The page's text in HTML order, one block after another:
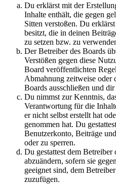
Du erklärst mit der
Inhalte enthält, die gegen
Sitten verstoßen. Du
besitzt, die in deinen
zu setzen bzw. zu
Der Betreiber des Boards
Verstößen gegen diese
Board veröffentlichten
Abmahnung zeitweise oder
Boards ausschließen und
Du nimmst zur Kenntnis,
Verantwortung für die
er nicht selbst erstellt hat
genommen hat. Du
Benutzerkonto, Beiträge
oder zu sperren.
Du gestattest dem
abzuändern, sofern sie
geeignet sind, dem
zuzufügen.